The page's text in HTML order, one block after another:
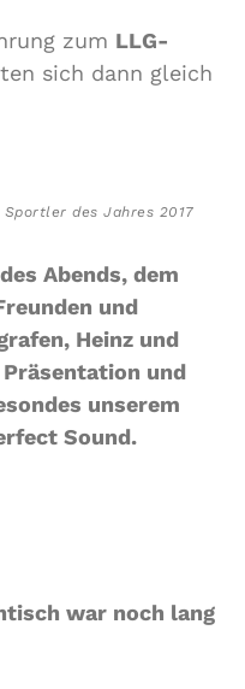
zum LLG-
sich dann gleich
des Jahres 2017
Abends, dem
und
Heinz und
und
unserem
Sound.
war noch lang